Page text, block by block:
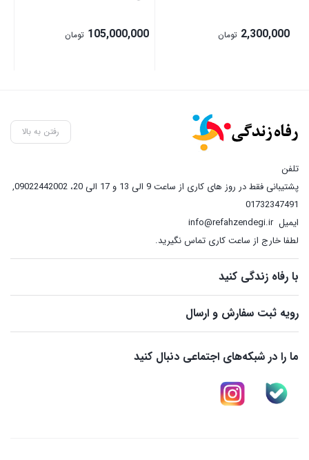
2,300,000 تومان 105,000,000 تومان
رفتن به بالا
تلفن
پشتیبانی فقط در روز های کاری از ساعت 9 الی 13 و 17 الی 20، 09022442002
,
01732347491
ایمیلinfo@refahzendegi.ir
لطفا خارج از ساعت کاری تماس نگیرید.
با رفاه زندگی کنید
رویه ثبت سفارش و ارسال
ما را در شبکه‌های اجتماعی دنبال کنید